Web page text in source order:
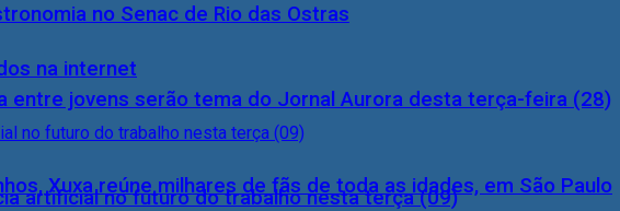
na internet
artificial no futuro do trabalho nesta terça (09)
no Senac de Rio das Ostras
entre jovens serão tema do Jornal Aurora desta terça-feira (28)
Xuxa reúne milhares de fãs de toda as idades, em São Paulo